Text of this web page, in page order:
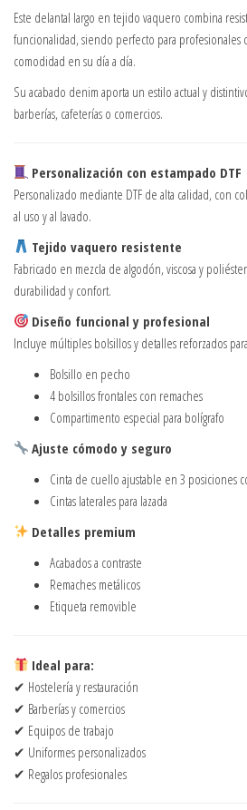
Este delantal largo en tejido vaquero combina
funcionalidad, siendo perfecto para profesionales
comodidad en su día a día.
Su acabado denim aporta un estilo actual y
barberías, cafeterías o comercios.
Personalización con estampado DTF
Personalizado mediante DTF de alta calidad, con
al uso y al lavado.
Tejido vaquero resistente
Fabricado en mezcla de algodón, viscosa y
durabilidad y confort.
Diseño funcional y profesional
Incluye múltiples bolsillos y detalles reforzados
Bolsillo en pecho
4 bolsillos frontales con remaches
Compartimento especial para bolígrafo
Ajuste cómodo y seguro
Cinta de cuello ajustable en 3 posiciones
Cintas laterales para lazada
Detalles premium
Acabados a contraste
Remaches metálicos
Etiqueta removible
Ideal para:
✔ Hostelería y restauración
✔ Barberías y comercios
✔ Equipos de trabajo
✔ Uniformes personalizados
✔ Regalos profesionales